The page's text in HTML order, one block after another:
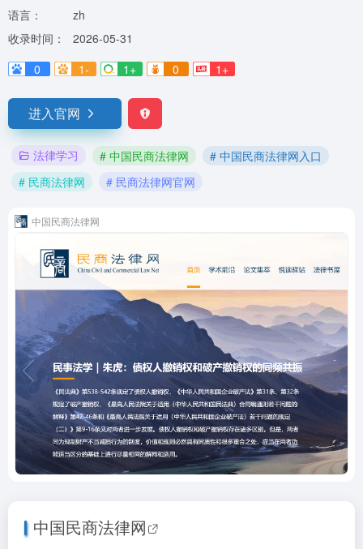
语言：
zh
收录时间：
2026-05-31
0
1- 1+ 0 1+
进入官网
法律学习 # 中国民商法律网
# 中国民商法律网入口
# 民商法律网
# 民商法律网官网
中国民商法律网
中国民商法律网